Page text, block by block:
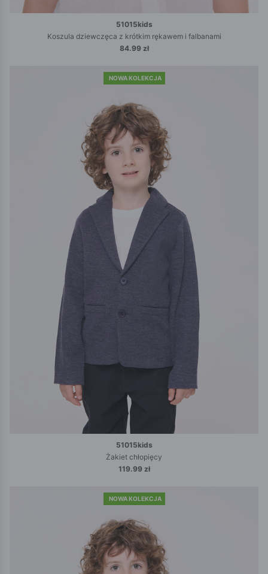
51015kids
Koszula dziewczęca z krótkim rękawem i falbanami
84.99 zł
NOWA KOLEKCJA
51015kids
Żakiet chłopięcy
119.99 zł
NOWA KOLEKCJA